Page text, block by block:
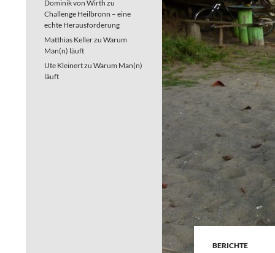
BERICHTE
Dominik von Wirth zu
Challenge Heilbronn – eine
echte Herausforderung
Matthias Kellerzu Warum
Man(n) läuft
Ute Kleinertzu Warum Man(n)
läuft